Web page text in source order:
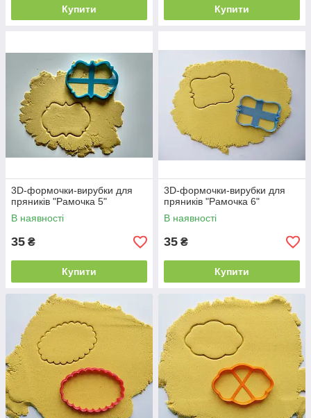
Купити Купити
3D-формочки-вирубки для
пряників "Рамочка 5"
В наявності
35 ₴
Купити
3D-формочки-вирубки для
пряників "Рамочка 6"
В наявності
35 ₴
Купити